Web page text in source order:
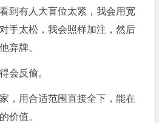
到有人大盲位太紧，我会用宽
手太松，我会照样加注，然后
弃牌。
会反偷。
，用合适范围直接全下，能在
价值。